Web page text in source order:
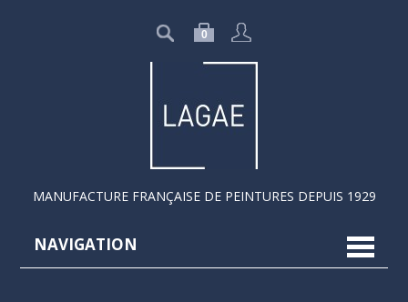
0
MANUFACTURE FRANÇAISE DE PEINTURES DEPUIS 1929
NAVIGATION